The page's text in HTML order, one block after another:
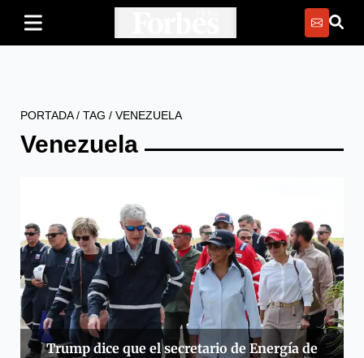
PORTADA/ TAG / VENEZUELA
Venezuela
Trump dice que el secretario de Energía de